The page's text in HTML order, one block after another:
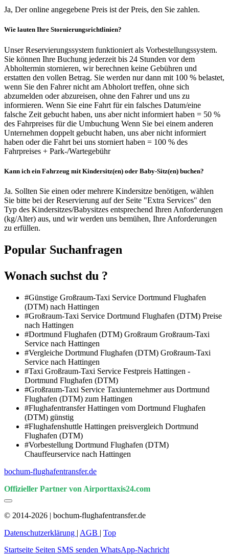
Ja, Der online angegebene Preis ist der Preis, den Sie zahlen.
Wie lauten Ihre Stornierungsrichtlinien?
Unser Reservierungssystem funktioniert als Vorbestellungssystem.
Sie können Ihre Buchung jederzeit bis 24 Stunden vor dem
Abholtermin stornieren, wir berechnen keine Gebühren und
erstatten den vollen Betrag. Sie werden nur dann mit 100 % belastet,
wenn Sie den Fahrer nicht am Abholort treffen, ohne sich
abzumelden oder abzureisen, ohne den Fahrer und uns zu
informieren. Wenn Sie eine Fahrt für ein falsches Datum/eine
falsche Zeit gebucht haben, uns aber nicht informiert haben = 50 %
des Fahrpreises für die Umbuchung Wenn Sie bei einem anderen
Unternehmen doppelt gebucht haben, uns aber nicht informiert
haben oder die Fahrt bei uns storniert haben = 100 % des
Fahrpreises + Park-/Wartegebühr
Kann ich ein Fahrzeug mit Kindersitz(en) oder Baby-Sitz(en) buchen?
Ja. Sollten Sie einen oder mehrere Kindersitze benötigen, wählen
Sie bitte bei der Reservierung auf der Seite "Extra Services" den
Typ des Kindersitzes/Babysitzes entsprechend Ihren Anforderungen
(kg/Alter) aus, und wir werden uns bemühen, Ihre Anforderungen
zu erfüllen.
Popular Suchanfragen
Wonach suchst du ?
#Günstige Großraum-Taxi Service Dortmund Flughafen
(DTM) nach Hattingen
#Großraum-Taxi Service Dortmund Flughafen (DTM) Preise
nach Hattingen
#Dortmund Flughafen (DTM) Großraum Großraum-Taxi
Service nach Hattingen
#Vergleiche Dortmund Flughafen (DTM) Großraum-Taxi
Service nach Hattingen
#Taxi Großraum-Taxi Service Festpreis Hattingen -
Dortmund Flughafen (DTM)
#Großraum-Taxi Service Taxiunternehmer aus Dortmund
Flughafen (DTM) zum Hattingen
#Flughafentransfer Hattingen vom Dortmund Flughafen
(DTM) günstig
#Flughafenshuttle Hattingen preisvergleich Dortmund
Flughafen (DTM)
#Vorbestellung Dortmund Flughafen (DTM)
Chauffeurservice nach Hattingen
bochum-flughafentransfer.de
Offizieller Partner von Airporttaxis24.com
© 2014-2026 | bochum-flughafentransfer.de
Datenschutzerklärung | AGB | Top
Startseite Seiten SMS senden WhatsApp-Nachricht